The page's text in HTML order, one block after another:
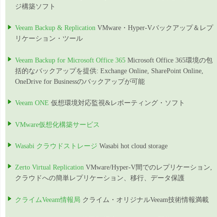
ジ構築ソフト
Veeam Backup & Replication VMware・Hyper-Vバックアップ＆レプ
リケーション・ツール
Veeam Backup for Microsoft Office 365 Microsoft Office 365環境の包
括的なバックアップを提供: Exchange Online, SharePoint Online,
OneDrive for Businessのバックアップが可能
Veeam ONE 仮想環境対応監視&レポーティング・ソフト
VMware仮想化構築サービス
Wasabi クラウドストレージ Wasabi hot cloud storage
Zerto Virtual Replication VMware/Hyper-V間でのレプリケーション,
クラウドへの簡単レプリケーション、移行、データ保護
クライムVeeam情報局 クライム・オリジナルVeeam技術情報満載